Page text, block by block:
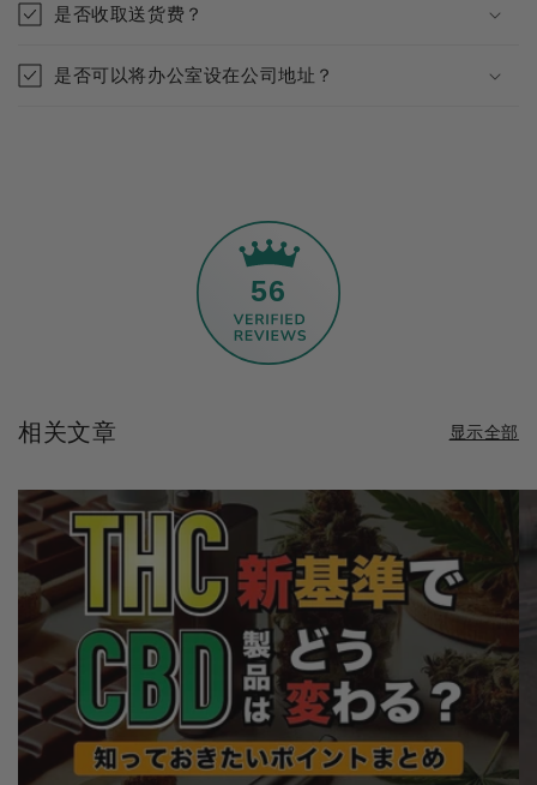
是否收取送货费？
是否可以将办公室设在公司地址？
56
相关文章 显示全部